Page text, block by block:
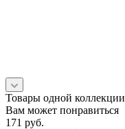
Товары одной коллекции
Вам может понравиться
171 руб.